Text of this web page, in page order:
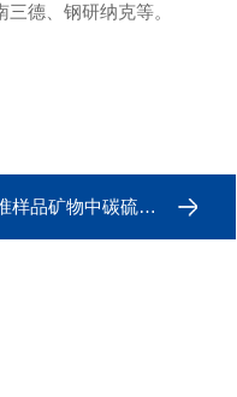
德、钢研纳克等。
矿物中碳硫氮标样